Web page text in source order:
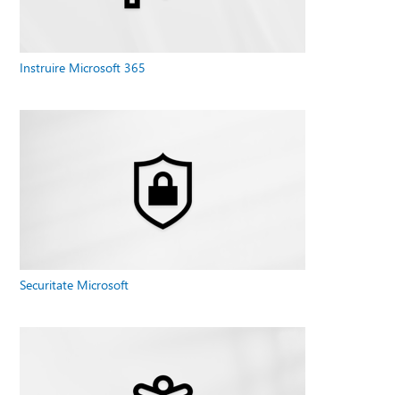
Instruire Microsoft 365
Securitate Microsoft